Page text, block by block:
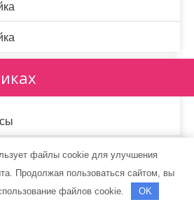
файлы cookie для улучшения
Продолжая пользоваться сайтом, вы
файлов cookie.
OK